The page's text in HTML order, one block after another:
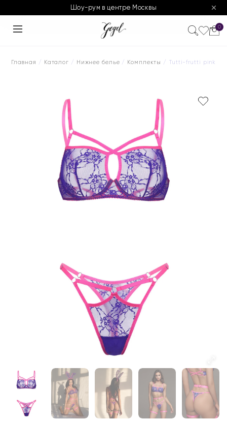
Шоу-рум в центре Москвы
0
Главная / Каталог / Нижнее белье / Комплекты / Tutti-frutti pink